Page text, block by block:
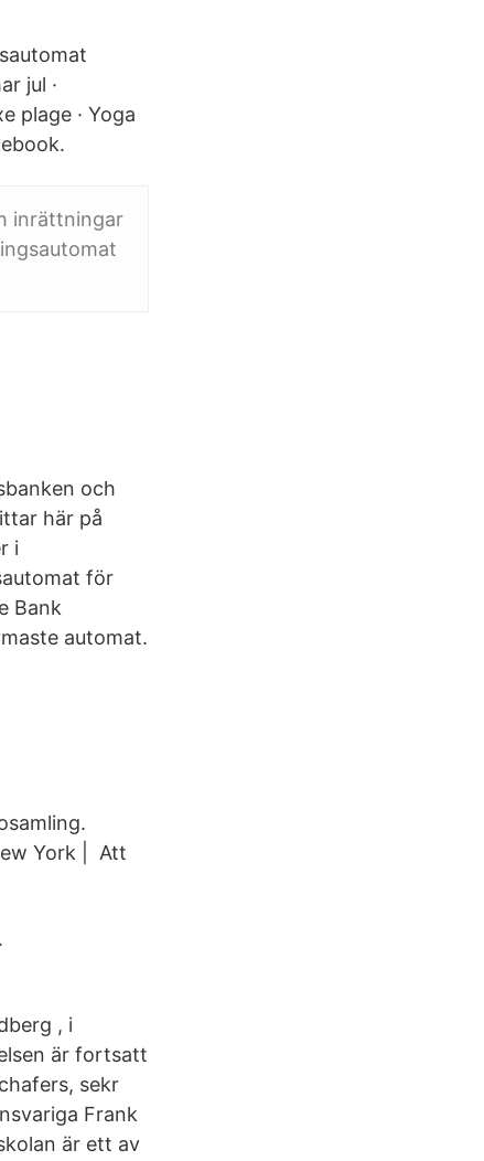
jul ·
plage · Yoga
inrättningar
och
här på
i
för
Bank
automat.
York | Att
, i
är fortsatt
sekr
Frank
är ett av